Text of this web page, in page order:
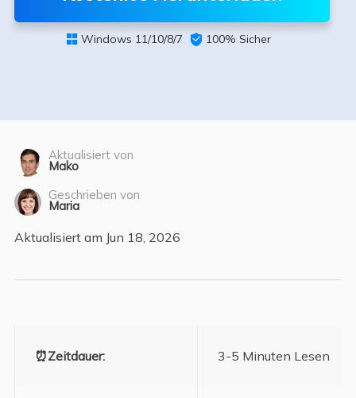
 Windows 11/10/8/7  100% Sicher
Aktualisiert von
Mako
Geschrieben von
Maria
Aktualisiert am Jun 18, 2026
⏰Zeitdauer: 3-5 Minuten Lesen